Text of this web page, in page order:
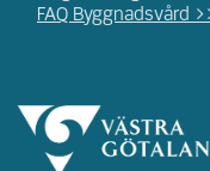
FAQ Byggnadsvård